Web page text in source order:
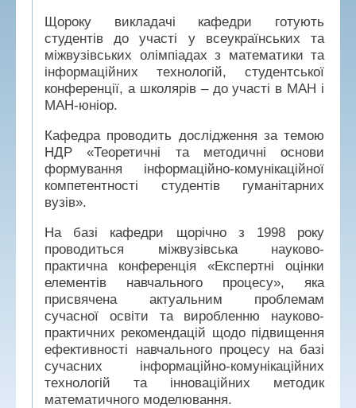
Щороку викладачі кафедри готують
студентів до участі у всеукраїнських та
міжвузівських олімпіадах з математики та
інформаційних технологій, студентської
конференції, а школярів – до участі в МАН і
МАН-юніор.
Кафедра проводить дослідження за темою
НДР «Теоретичні та методичні основи
формування інформаційно-комунікаційної
компетентності студентів гуманітарних
вузів».
На базі кафедри щорічно з 1998 року
проводиться міжвузівська науково-
практична конференція «Експертні оцінки
елементів навчального процесу», яка
присвячена актуальним проблемам
сучасної освіти та виробленню науково-
практичних рекомендацій щодо підвищення
ефективності навчального процесу на базі
сучасних інформаційно-комунікаційних
технологій та інноваційних методик
математичного моделювання.